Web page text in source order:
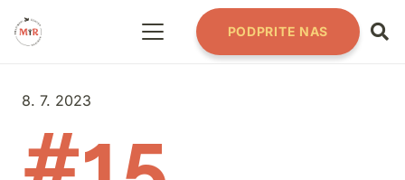
PODPRITE NAS
8. 7. 2023